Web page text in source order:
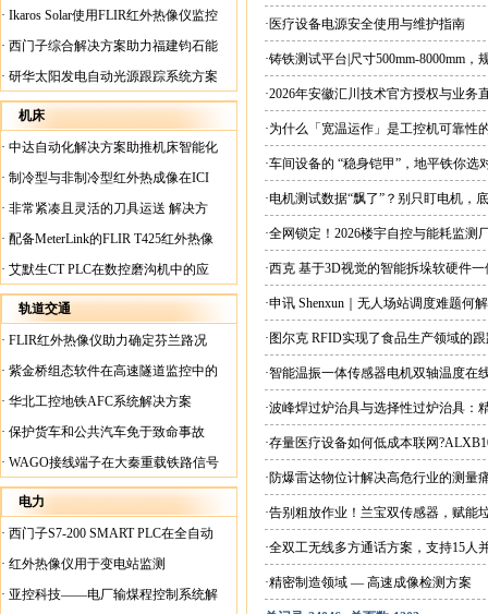
用
· Ikaros Solar使用FLIR红外热像仪监控
已装太阳能电池板
· 西门子综合解决方案助力福建钧石能
源飞速发展
· 研华太阳发电自动光源跟踪系统方案
机床
· 中达自动化解决方案助推机床智能化
升级
· 制冷型与非制冷型红外热成像在ICI
工厂内完美配合
· 非常紧凑且灵活的刀具运送 解决方
案
· 配备MeterLink的FLIR T425红外热像
仪帮助Medite Europe Ltd加快红外检测
工作速度
· 艾默生CT PLC在数控磨沟机中的应
用
轨道交通
· FLIR红外热像仪助力确定芬兰路况
· 紫金桥组态软件在高速隧道监控中的
应用
· 华北工控地铁AFC系统解决方案
· 保护货车和公共汽车免于致命事故
· WAGO接线端子在大秦重载铁路信号
楼设备中的应用
电力
· 西门子S7-200 SMART PLC在全自动
蓄电池短路内阻检测机上的应用
· 红外热像仪用于变电站监测
· 亚控科技——电厂输煤程控制系统解
·医疗设备电源安全使用与维护指南
·铸铁测试平台|尺寸500mm-8000mm，
·2026年安徽汇川技术官方授权与业务
现货直供平台
·为什么「宽温运作」是工控机可靠性
·车间设备的 “稳身铠甲”，地平铁你选
·电机测试数据“飘了”？别只盯电机，
·全网锁定！2026楼宇自控与能耗监
·西克 基于3D视觉的智能拆垛软硬件
·申讯 Shenxun｜无人场站调度难题何
·图尔克 RFID实现了食品生产领域的
·智能温振一体传感器电机双轴温度在
·波峰焊过炉治具与选择性过炉治具：
·存量医疗设备如何低成本联网
·防爆雷达物位计解决高危行业的测量
·告别粗放作业！兰宝双传感器，赋能
·全双工无线多方通话方案，支持15人
·精密制造领域 — 高速成像检测方案